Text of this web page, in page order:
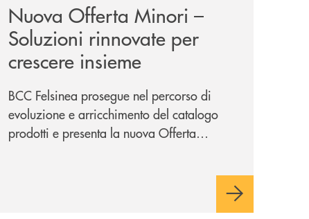
Nuova Offerta Minori –
Soluzioni rinnovate per
crescere insieme
BCC Felsinea prosegue nel percorso di
evoluzione e arricchimento del catalogo
prodotti e presenta la nuova Offerta